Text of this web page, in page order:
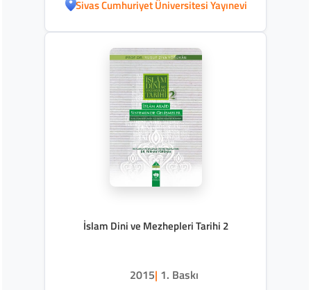
Sivas Cumhuriyet Üniversitesi Yayınevi
İslam Dini ve Mezhepleri Tarihi 2
2015| 1. Baskı